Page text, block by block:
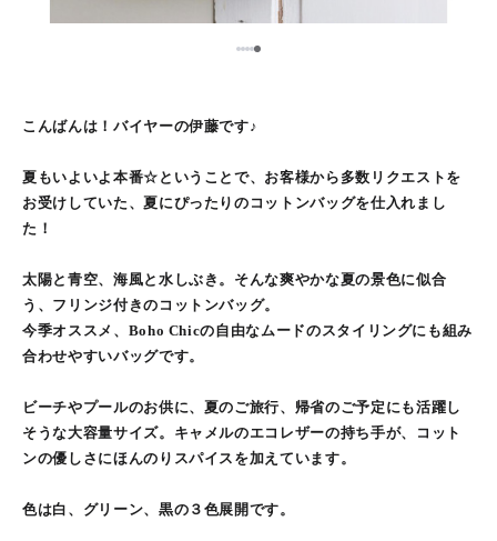
1234
こんばんは！バイヤーの伊藤です♪
夏もいよいよ本番☆ということで、お客様から多数リクエストを
お受けしていた、夏にぴったりのコットンバッグを仕入れまし
た！
太陽と青空、海風と水しぶき。そんな爽やかな夏の景色に似合
う、フリンジ付きのコットンバッグ。
今季オススメ、Boho Chicの自由なムードのスタイリングにも組み
合わせやすいバッグです。
ビーチやプールのお供に、夏のご旅行、帰省のご予定にも活躍し
そうな大容量サイズ。キャメルのエコレザーの持ち手が、コット
ンの優しさにほんのりスパイスを加えています。
色は白、グリーン、黒の３色展開です。